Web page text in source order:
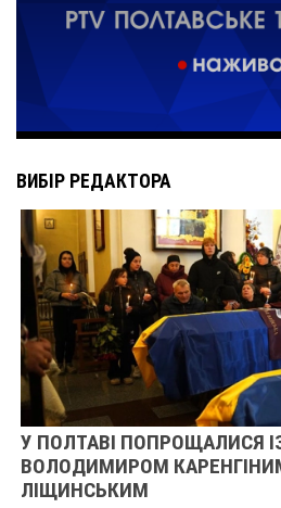
ВИБІР РЕДАКТОРА
У ПОЛТАВІ ПОПРОЩАЛИСЯ
ВОЛОДИМИРОМ
ЛІЩИНСЬКИМ